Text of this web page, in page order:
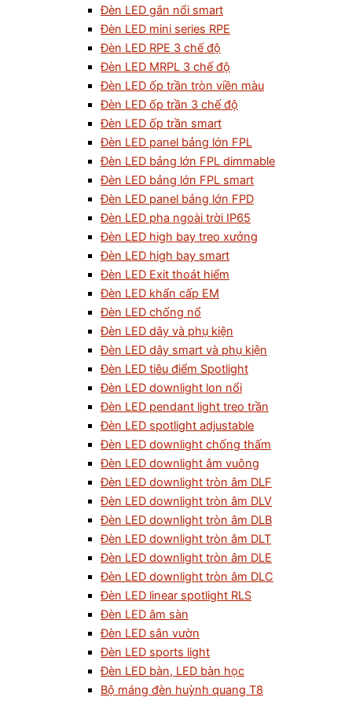
Đèn LED gắn nổi smart
Đèn LED mini series RPE
Đèn LED RPE 3 chế độ
Đèn LED MRPL 3 chế độ
Đèn LED ốp trần tròn viền màu
Đèn LED ốp trần 3 chế độ
Đèn LED ốp trần smart
Đèn LED panel bảng lớn FPL
Đèn LED bảng lớn FPL dimmable
Đèn LED bảng lớn FPL smart
Đèn LED panel bảng lớn FPD
Đèn LED pha ngoài trời IP65
Đèn LED high bay treo xưởng
Đèn LED high bay smart
Đèn LED Exit thoát hiểm
Đèn LED khẩn cấp EM
Đèn LED chống nổ
Đèn LED dây và phụ kiện
Đèn LED dây smart và phụ kiện
Đèn LED tiêu điểm Spotlight
Đèn LED downlight lon nổi
Đèn LED pendant light treo trần
Đèn LED spotlight adjustable
Đèn LED downlight chống thấm
Đèn LED downlight âm vuông
Đèn LED downlight tròn âm DLF
Đèn LED downlight tròn âm DLV
Đèn LED downlight tròn âm DLB
Đèn LED downlight tròn âm DLT
Đèn LED downlight tròn âm DLE
Đèn LED downlight tròn âm DLC
Đèn LED linear spotlight RLS
Đèn LED âm sàn
Đèn LED sân vườn
Đèn LED sports light
Đèn LED bàn, LED bàn học
Bộ máng đèn huỳnh quang T8